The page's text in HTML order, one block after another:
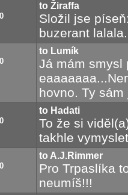
to Žiraffa
Složil jse
buzerant lalala.
to Lumík
Já mám smysl
hovno. Ty
to Hadati
To že si
takhle
to A.J.Rimmer
Pro Trpaslíka
neumíš!!!